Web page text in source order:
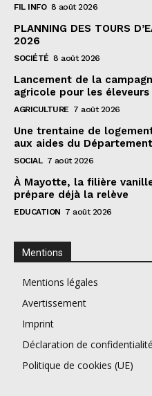
FIL INFO 8 août 2026
PLANNING DES TOURS
2026
SOCIÉTÉ 8 août 2026
Lancement de la
agricole pour les
AGRICULTURE 7 août 2026
Une trentaine de
aux aides du
SOCIAL 7 août 2026
À Mayotte, la filière
prépare déjà la relève
EDUCATION 7 août 2026
Mentions
Mentions légales
Avertissement
Imprint
Déclaration de
Politique de cookies (UE)